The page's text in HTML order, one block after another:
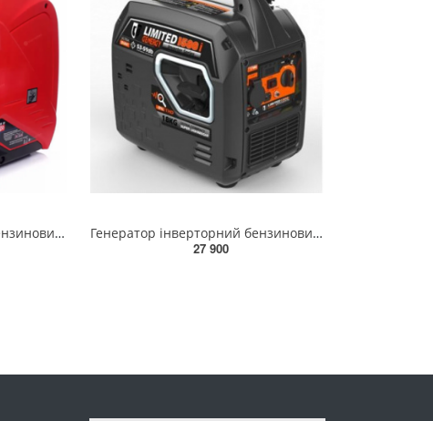
Генератор інверторний бензиновий FOGO F2001IS 2 кВт (240710090)
Генератор інверторний бензиновий GENERGY LIMITED 1500i 1,6 кВт(240021090)
27 900